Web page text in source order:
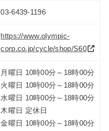
03-6439-1196
https://www.olympic-
corp.co.jp/cycle/shop/S60
月曜日 10時00分～18時00分
火曜日 10時00分～18時00分
水曜日 10時00分～18時00分
木曜日 定休日
金曜日 10時00分～18時00分